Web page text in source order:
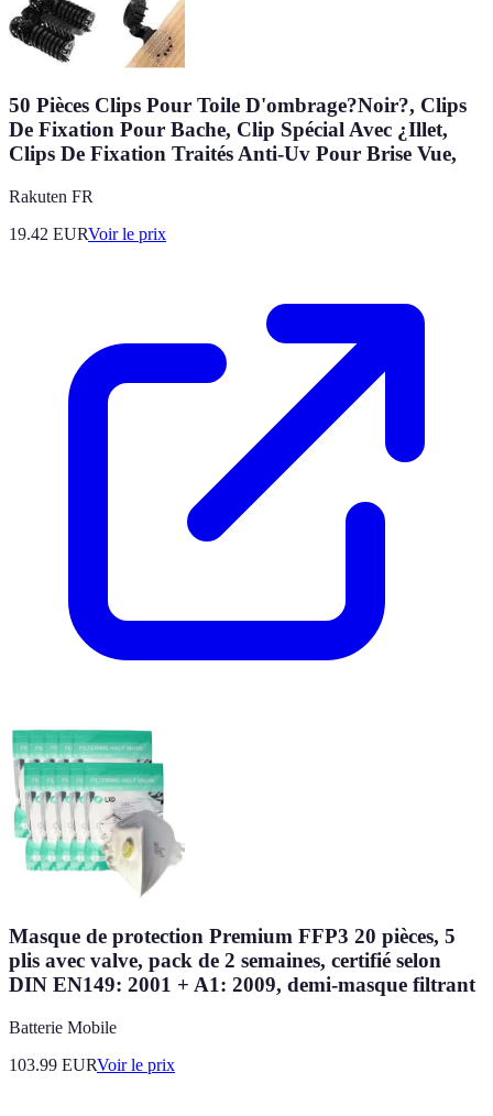
50 Pièces Clips Pour Toile D'ombrage?Noir?, Clips
De Fixation Pour Bache, Clip Spécial Avec ¿Illet,
Clips De Fixation Traités Anti-Uv Pour Brise Vue,
Rakuten FR
19.42 EURVoir le prix
Masque de protection Premium FFP3 20 pièces, 5
plis avec valve, pack de 2 semaines, certifié selon
DIN EN149: 2001 + A1: 2009, demi-masque filtrant
Batterie Mobile
103.99 EURVoir le prix